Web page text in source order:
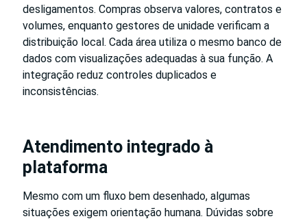
desligamentos. Compras observa valores, contratos e
volumes, enquanto gestores de unidade verificam a
distribuição local. Cada área utiliza o mesmo banco de
dados com visualizações adequadas à sua função. A
integração reduz controles duplicados e
inconsistências.
Atendimento integrado à
plataforma
Mesmo com um fluxo bem desenhado, algumas
situações exigem orientação humana. Dúvidas sobre